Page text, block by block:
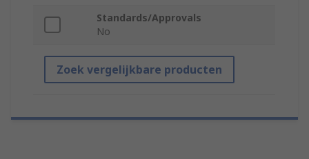
Standards/Approvals
No
Zoek vergelijkbare producten